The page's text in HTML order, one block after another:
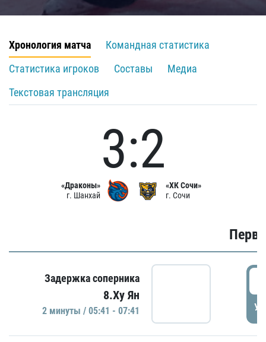
Хронология матча
Командная статистика
Статистика игроков
Составы
Медиа
Текстовая трансляция
«Драконы»
г. Шанхай
3:2
«ХК Сочи»
г. Сочи
Задержка соперника
8.Ху Ян
2 минуты / 05:41 - 07:41